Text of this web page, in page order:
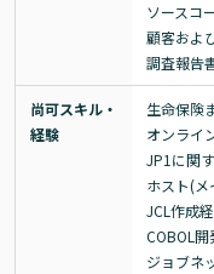
ソースコ
顧客およ
調査報告
尚可スキル・
経験
生命保険
オンライ
JP1に関
ホスト(
JCL作成
COBOL
ジョブネ